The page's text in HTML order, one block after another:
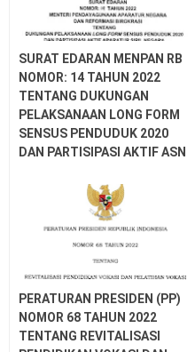
SURAT EDARAN MENPAN RB
NOMOR: 14 TAHUN 2022
TENTANG DUKUNGAN
PELAKSANAAN LONG FORM
SENSUS PENDUDUK 2020
DAN PARTISIPASI AKTIF ASN
PERATURAN PRESIDEN (PP)
NOMOR 68 TAHUN 2022
TENTANG REVITALISASI